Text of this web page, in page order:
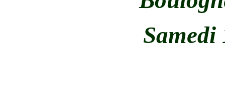
Samedi